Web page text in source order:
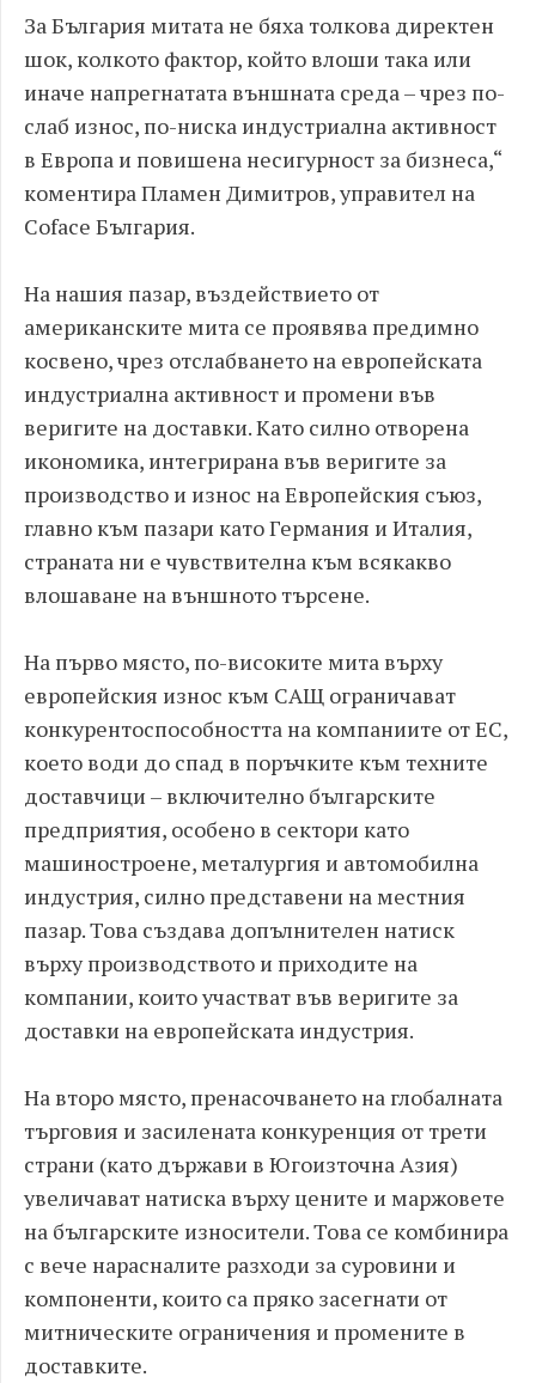
За България митата не бяха толкова директен
шок, колкото фактор, който влоши така или
иначе напрегнатата външната среда – чрез по-
слаб износ, по-ниска индустриална активност
в Европа и повишена несигурност за бизнеса,“
коментира Пламен Димитров, управител на
Coface България.
На нашия пазар, въздействието от
американските мита се проявява предимно
косвено, чрез отслабването на европейската
индустриална активност и промени във
веригите на доставки. Като силно отворена
икономика, интегрирана във веригите за
производство и износ на Европейския съюз,
главно към пазари като Германия и Италия,
страната ни е чувствителна към всякакво
влошаване на външното търсене.
На първо място, по-високите мита върху
европейския износ към САЩ ограничават
конкурентоспособността на компаниите от ЕС,
което води до спад в поръчките към техните
доставчици – включително българските
предприятия, особено в сектори като
машиностроене, металургия и автомобилна
индустрия, силно представени на местния
пазар. Това създава допълнителен натиск
върху производството и приходите на
компании, които участват във веригите за
доставки на европейската индустрия.
На второ място, пренасочването на глобалната
търговия и засилената конкуренция от трети
страни (като държави в Югоизточна Азия)
увеличават натиска върху цените и маржовете
на българските износители. Това се комбинира
с вече нарасналите разходи за суровини и
компоненти, които са пряко засегнати от
митническите ограничения и промените в
доставките.